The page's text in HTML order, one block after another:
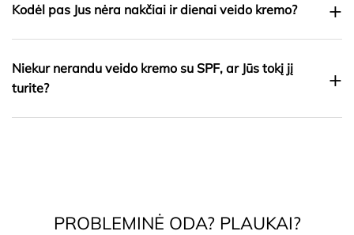
Kodėl pas Jus nėra nakčiai ir dienai veido kremo? +
Niekur nerandu veido kremo su SPF, ar Jūs tokį jį
turite?
+
PROBLEMINĖ ODA? PLAUKAI?